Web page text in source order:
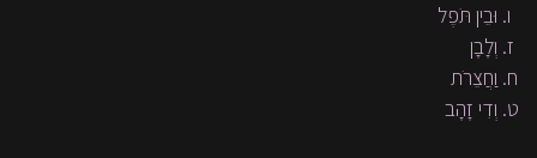
וּבֵין תֹּפֶל
וְלָבָן
וַחֲצֵרֹת
וְדִי זָהָב